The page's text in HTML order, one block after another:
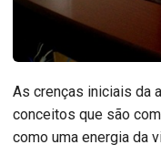
As crenças iniciais da
conceitos que são
como uma energia da